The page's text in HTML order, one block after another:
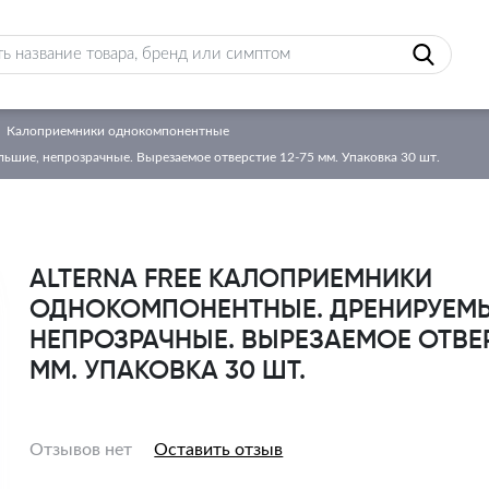
Калоприемники однокомпонентные
непрозрачные. Вырезаемое отверстие 12-75 мм. Упаковка 30 шт.
ALTERNA FREE КАЛОПРИЕМНИКИ
ОДНОКОМПОНЕНТНЫЕ.
НЕПРОЗРАЧНЫЕ. ВЫРЕЗАЕМОЕ
ММ. УПАКОВКА 30 ШТ.
Отзывов нет Оставить отзыв